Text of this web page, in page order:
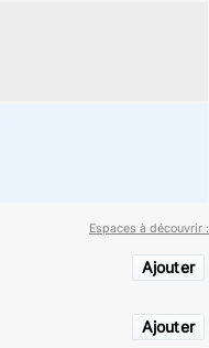
Espaces à découvrir :
Ajouter
Ajouter